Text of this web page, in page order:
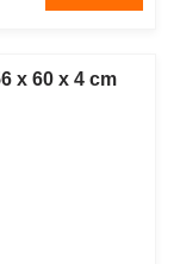
x 60 x 4 cm